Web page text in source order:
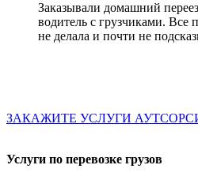
Заказывали домашний
водитель с грузчиками. Все
не делала и почти не
ЗАКАЖИТЕ УСЛУГИ
Услуги по перевозке грузов